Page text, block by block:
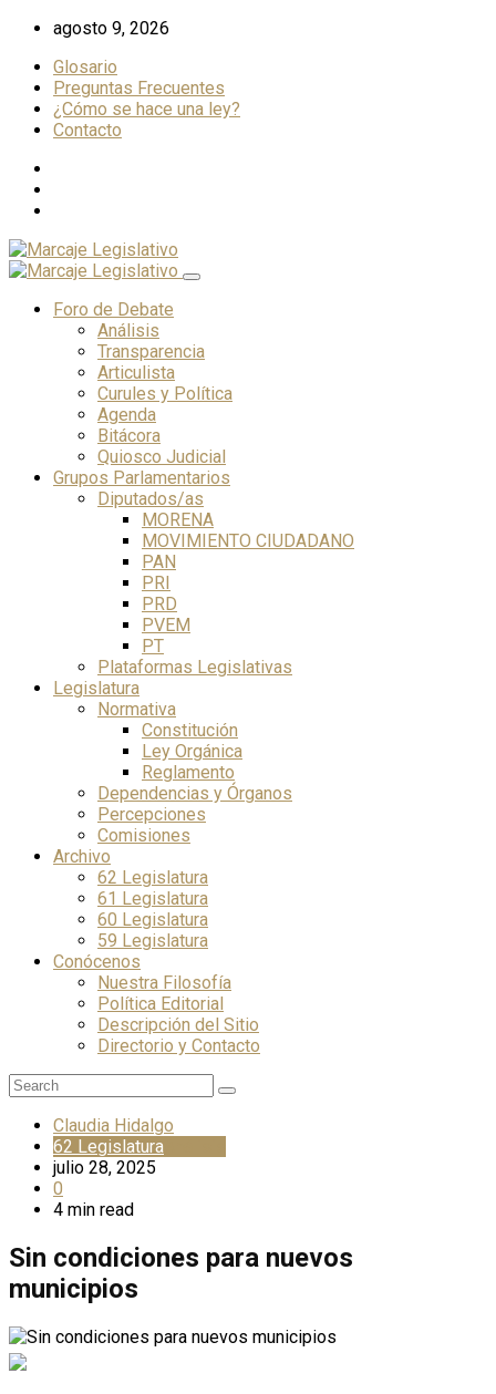
Skip
content
agosto 9, 2026
Glosario
Preguntas Frecuentes
¿Cómo se hace una ley?
Contacto
Foro de Debate
Análisis
Transparencia
Articulista
Curules y Política
Agenda
Bitácora
Quiosco Judicial
Grupos Parlamentarios
Diputados/as
MORENA
MOVIMIENTO CIUDADANO
PAN
PRI
PRD
PVEM
PT
Plataformas Legislativas
Legislatura
Normativa
Constitución
Ley Orgánica
Reglamento
Dependencias y Órganos
Percepciones
Comisiones
Archivo
62 Legislatura
61 Legislatura
60 Legislatura
59 Legislatura
Conócenos
Nuestra Filosofía
Política Editorial
Descripción del Sitio
Directorio y Contacto
Claudia Hidalgo
62 Legislatura
julio 28, 2025
0
4 min read
Sin condiciones para nuevos
municipios